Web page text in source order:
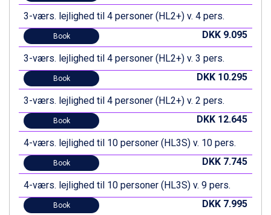
Canazei fra DKK 4.745
Livigno fra DKK 4.145
Ponte di Legno fra DKK 4.745
Bad Gastein fra DKK 4.195
Alleghe fra DKK 5.595
Arabba fra DKK 7.045
Sauze dOulx fra DKK 4.045
La Thuile fra DKK 4.595
Val Thorens fra DKK 5.395
Cervinia fra DKK 5.295
Passo Tonale fra DKK 3.795
Saalbach fra DKK 5.945
Sölden fra DKK 8.445
Bad Hofgastein fra DKK 5.495
Champoluc fra DKK 3.795
Sestriere fra DKK 4.395
3-værs. lejlighed til 4 personer (HL2+) v. 4 pers.
Book DKK 9.095
3-værs. lejlighed til 4 personer (HL2+) v. 3 pers.
Book DKK 10.295
3-værs. lejlighed til 4 personer (HL2+) v. 2 pers.
Book DKK 12.645
4-værs. lejlighed til 10 personer (HL3S) v. 10 pers.
Book DKK 7.745
4-værs. lejlighed til 10 personer (HL3S) v. 9 pers.
Book DKK 7.995